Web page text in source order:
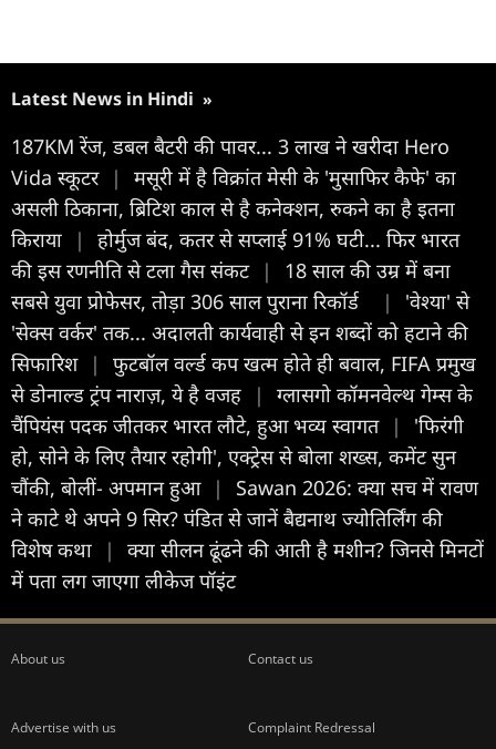
Latest News in Hindi »
187KM रेंज, डबल बैटरी की पावर... 3 लाख ने खरीदा Hero
Vida स्कूटर |
मसूरी में है विक्रांत मेसी के 'मुसाफिर कैफे' का
असली ठिकाना, ब्रिटिश काल से है कनेक्शन, रुकने का है इतना
किराया
|
होर्मुज बंद, कतर से सप्लाई 91% घटी... फिर भारत
की इस रण​नीति से टला गैस संकट |
18 साल की उम्र में बना
सबसे युवा प्रोफेसर, तोड़ा 306 साल पुराना रिकॉर्ड
|
'वेश्या' से
'सेक्स वर्कर' तक... अदालती कार्यवाही से इन शब्दों को हटाने की
सिफारिश |
फुटबॉल वर्ल्ड कप खत्म होते ही बवाल, FIFA प्रमुख
से डोनाल्ड ट्रंप नाराज़, ये है वजह
|
ग्लासगो कॉमनवेल्थ गेम्स के
चैंपियंस पदक जीतकर भारत लौटे, हुआ भव्य स्वागत |
'फिरंगी
हो, सोने के लिए तैयार रहोगी', एक्ट्रेस से बोला शख्स, कमेंट सुन
चौंकी, बोलीं- अपमान हुआ |
Sawan 2026: क्या सच में रावण
ने काटे थे अपने 9 सिर? पंडित से जानें बैद्यनाथ ज्योतिर्लिंग की
विशेष कथा
|
क्या सीलन ढूंढने की आती है मशीन? जिनसे मिनटों
में पता लग जाएगा लीकेज पॉइंट
About us Contact us
Advertise with us Complaint Redressal